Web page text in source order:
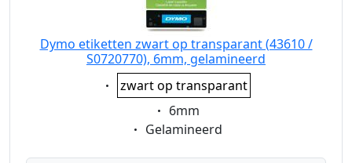
Dymo etiketten zwart op transparant (43610 /
S0720770), 6mm, gelamineerd
Eigenschaft:
zwart op transparant
Eigenschaft:
6mm
Eigenschaft:
Gelamineerd